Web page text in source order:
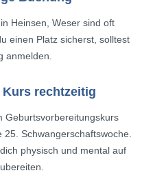
Heinsen, Weser sind oft
einen Platz sicherst, solltest
anmelden.
rechtzeitig
Geburtsvorbereitungskurs
Schwangerschaftswoche.
physisch und mental auf